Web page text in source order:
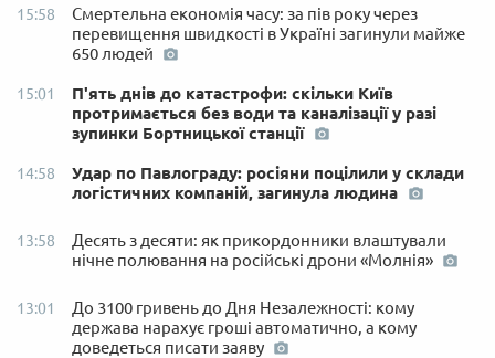
15:58
Смертельна економія часу: за пів року через
перевищення швидкості в Україні загинули майже
650 людей
15:01
П'ять днів до катастрофи: скільки Київ
протримається без води та каналізації у разі
зупинки Бортницької станції
14:58
Удар по Павлограду: росіяни поцілили у склади
логістичних компаній, загинула людина
13:58
Десять з десяти: як прикордонники влаштували
нічне полювання на російські дрони «Молнія»
13:01
До 3100 гривень до Дня Незалежності: кому
держава нарахує гроші автоматично, а кому
доведеться писати заяву